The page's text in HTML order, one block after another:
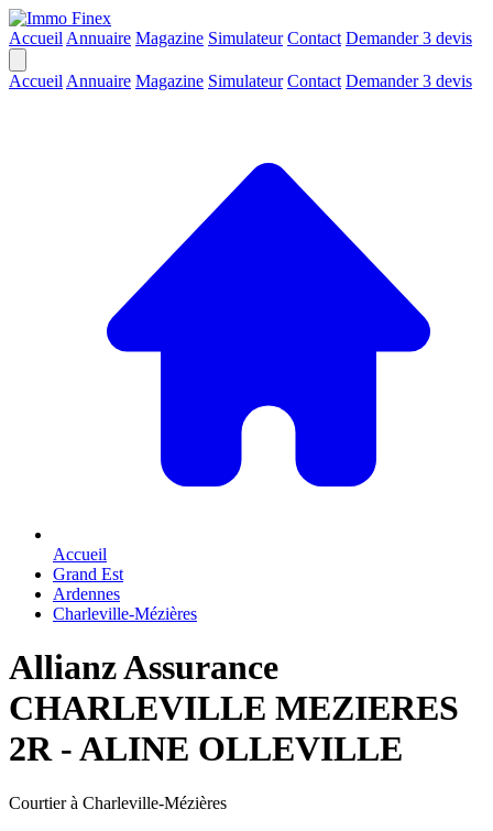
Accueil Annuaire Magazine Simulateur Contact Demander 3 devis
Accueil Annuaire Magazine Simulateur Contact Demander 3 devis
Accueil
Grand Est
Ardennes
Charleville-Mézières
Allianz Assurance
CHARLEVILLE MEZIERES
2R - ALINE OLLEVILLE
Courtier à Charleville-Mézières